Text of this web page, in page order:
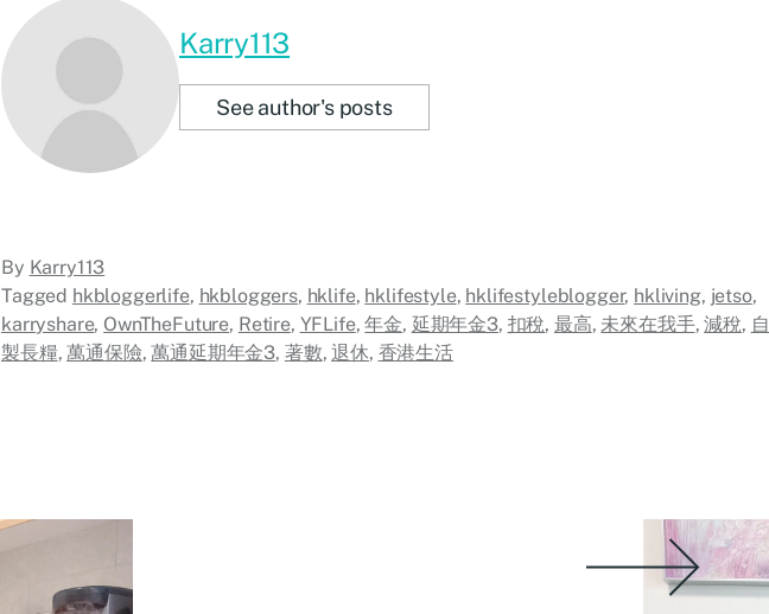
Karry113
See author's posts
By Karry113
Tagged hkbloggerlife, hkbloggers, hklife, hklifestyle, hklifestyleblogger, hkliving, jetso,
karryshare, OwnTheFuture, Retire, YFLife,年金, 延期年金3, 扣稅, 最高, 未來在我手,減稅, 自
製長糧,萬通保險,萬通延期年金3, 著數,退休, 香港生活